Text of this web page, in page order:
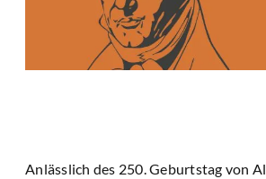
Anlässlich des 250. Geburtstag von